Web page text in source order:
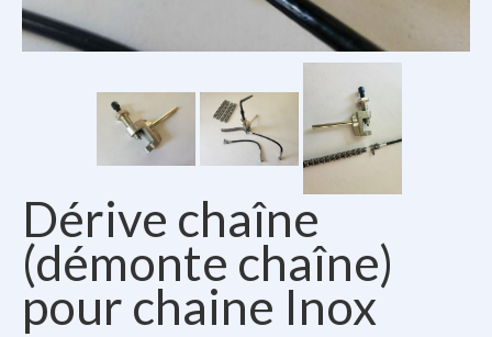
Le van à vélo
Dérive chaîne
(démonte chaîne)
pour chaine Inox